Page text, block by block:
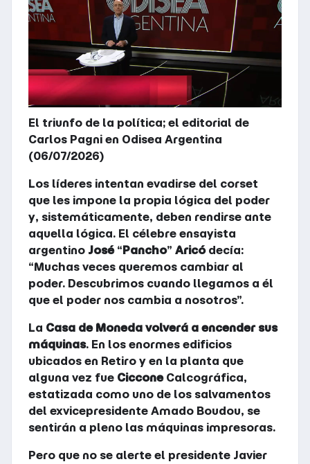
El triunfo de la política; el editorial de
Carlos Pagni en Odisea Argentina
(06/07/2026)
Los líderes intentan evadirse del corset
que les impone la propia lógica del poder
y, sistemáticamente, deben rendirse ante
aquella lógica. El célebre ensayista
argentino José “Pancho” Aricó decía:
“Muchas veces queremos cambiar al
poder. Descubrimos cuando llegamos a él
que el poder nos cambia a nosotros”.
La Casa de Moneda volverá a encender sus
máquinas. En los enormes edificios
ubicados en Retiro y en la planta que
alguna vez fue Ciccone Calcográfica,
estatizada como uno de los salvamentos
del exvicepresidente Amado Boudou, se
sentirán a pleno las máquinas impresoras.
Pero que no se alerte el presidente Javier